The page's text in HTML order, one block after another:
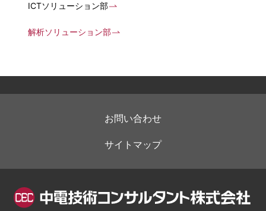
ICTソリューション部
解析ソリューション部
お問い合わせ
サイトマップ